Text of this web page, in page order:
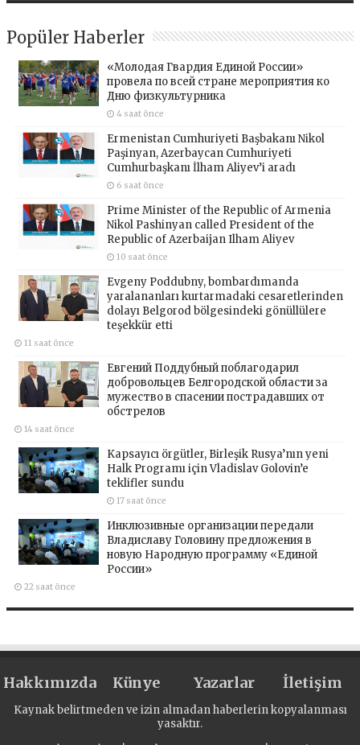
Popüler Haberler
«Молодая Гвардия Единой России»
провела по всей стране мероприятия ко
Дню физкультурника
4 saat önce
Ermenistan Cumhuriyeti Başbakanı Nikol
Paşinyan, Azerbaycan Cumhuriyeti
Cumhurbaşkanı İlham Aliyev’i aradı
6 saat önce
Prime Minister of the Republic of Armenia
Nikol Pashinyan called President of the
Republic of Azerbaijan Ilham Aliyev
10 saat önce
Evgeny Poddubny, bombardımanda
yaralananları kurtarmadaki cesaretlerinden
dolayı Belgorod bölgesindeki gönüllülere
teşekkür etti
11 saat önce
Евгений Поддубный поблагодарил
добровольцев Белгородской области за
мужество в спасении пострадавших от
обстрелов
14 saat önce
Kapsayıcı örgütler, Birleşik Rusya’nın yeni
Halk Programı için Vladislav Golovin’e
teklifler sundu
17 saat önce
Инклюзивные организации передали
Владиславу Головину предложения в
новую Народную программу «Единой
России»
22 saat önce
Hakkımızda Künye Yazarlar İletişim
Kaynak belirtmeden ve izin almadan haberlerin kopyalanması
yasaktır.